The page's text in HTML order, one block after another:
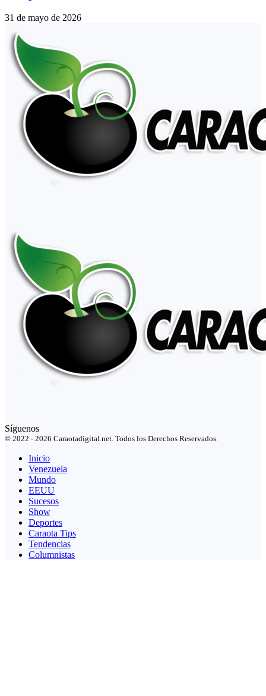
31 de mayo de 2026
Síguenos
© 2022 - 2026 Caraotadigital.net. Todos los Derechos Reservados.
Inicio
Venezuela
Mundo
EEUU
Sucesos
Show
Deportes
Caraota Tips
Tendencias
Columnistas